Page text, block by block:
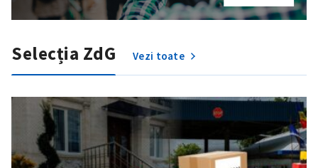
Selecția ZdG Vezi toate